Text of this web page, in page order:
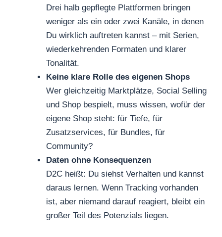
Drei halb gepflegte Plattformen bringen
weniger als ein oder zwei Kanäle, in denen
Du wirklich auftreten kannst – mit Serien,
wiederkehrenden Formaten und klarer
Tonalität.
Keine klare Rolle des eigenen Shops
Wer gleichzeitig Marktplätze, Social Selling
und Shop bespielt, muss wissen, wofür der
eigene Shop steht: für Tiefe, für
Zusatzservices, für Bundles, für
Community?
Daten ohne Konsequenzen
D2C heißt: Du siehst Verhalten und kannst
daraus lernen. Wenn Tracking vorhanden
ist, aber niemand darauf reagiert, bleibt ein
großer Teil des Potenzials liegen.